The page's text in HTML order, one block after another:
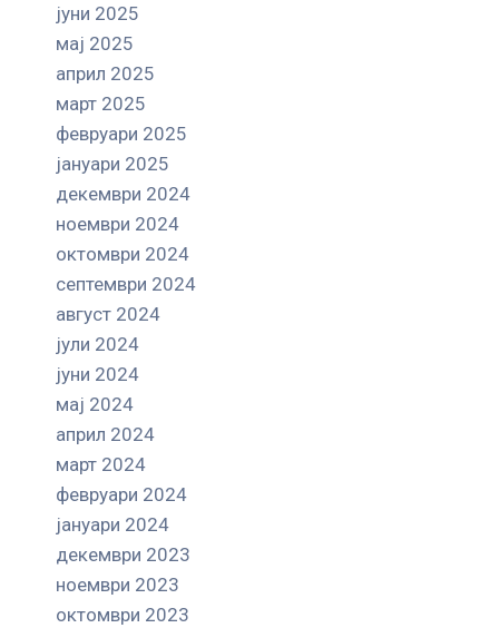
јуни 2025
мај 2025
април 2025
март 2025
февруари 2025
јануари 2025
декември 2024
ноември 2024
октомври 2024
септември 2024
август 2024
јули 2024
јуни 2024
мај 2024
април 2024
март 2024
февруари 2024
јануари 2024
декември 2023
ноември 2023
октомври 2023